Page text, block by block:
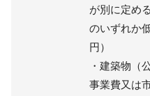
が別に定め
のいずれか
円）
・建築物（
事業費又は